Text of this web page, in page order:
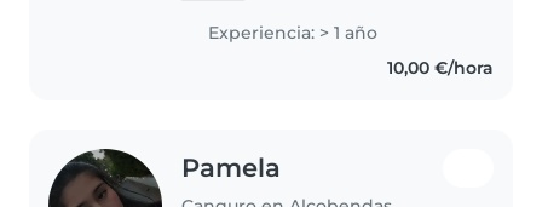
mi vida entera , así mismo me
gustan cuidar a peques me
siento cómoda estando con ellos
Experiencia: > 1 año
10,00 €/hora
Pamela